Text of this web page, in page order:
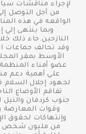
لإجراء مناقشات
من أجل التوصل
الواقعه في هذه
وبما ينتهى
النازحين.جاء ذلك
وفد تحالف جماعات
الأوسط بمقر
عضو أمناء المنظمة
علي أهمية دعم
لجهود إجلال السلام
تفاقم الأوضاع
جنوب كردفان والنيل
وقوات المعارضة
وإنتهاكات لحقوق
من مليون شخص